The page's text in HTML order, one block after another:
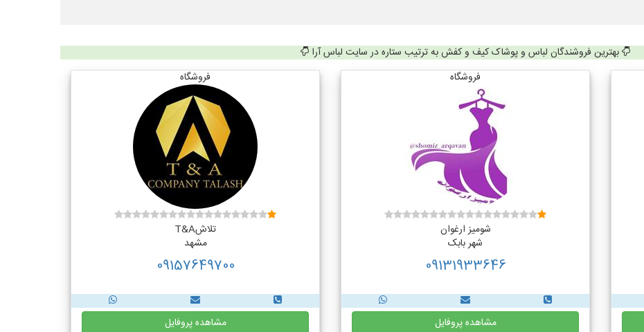
بهترین فروشندگان لباس و پوشاک کیف و کفش به ترتیب ستاره در سایت لباس آرا
فروشگاه
شومیز ارغوان
شهر بابک
09131933646
مشاهده پروفایل
فروشگاه
تلاشT&A
مشهد
09157649700
مشاهده پروفایل